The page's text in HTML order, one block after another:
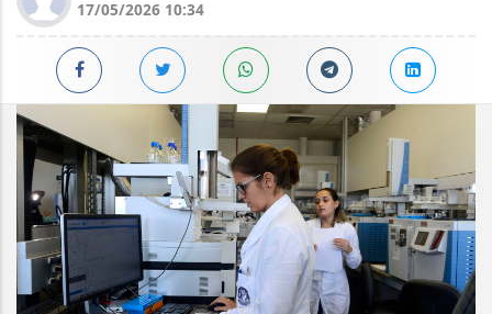
17/05/2026 10:34